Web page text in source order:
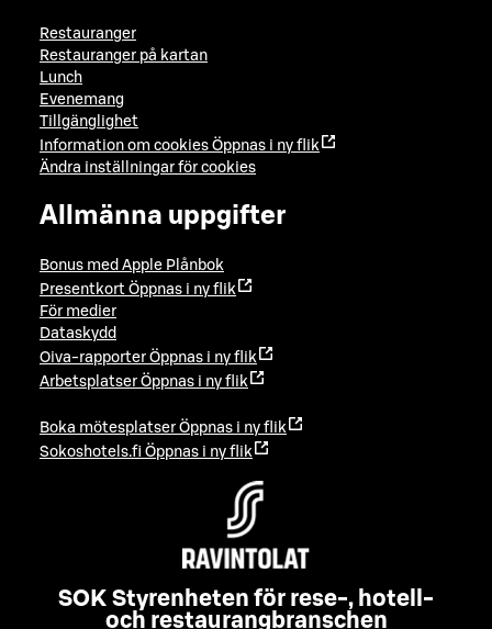
Restauranger
Restauranger på kartan
Lunch
Evenemang
Tillgänglighet
Information om cookies Öppnas i ny flik
Ändra inställningar för cookies
Allmänna uppgifter
Bonus med Apple Plånbok
Presentkort Öppnas i ny flik
För medier
Dataskydd
Oiva-rapporter Öppnas i ny flik
Arbetsplatser Öppnas i ny flik
Boka mötesplatser Öppnas i ny flik
Sokoshotels.fi Öppnas i ny flik
SOK Styrenheten för rese-, hotell-
och restaurangbranschen